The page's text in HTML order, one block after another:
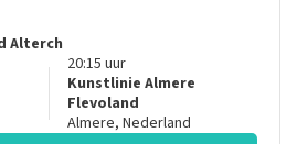
Alterch
20:15 uur
Kunstlinie Almere
Flevoland
Almere, Nederland